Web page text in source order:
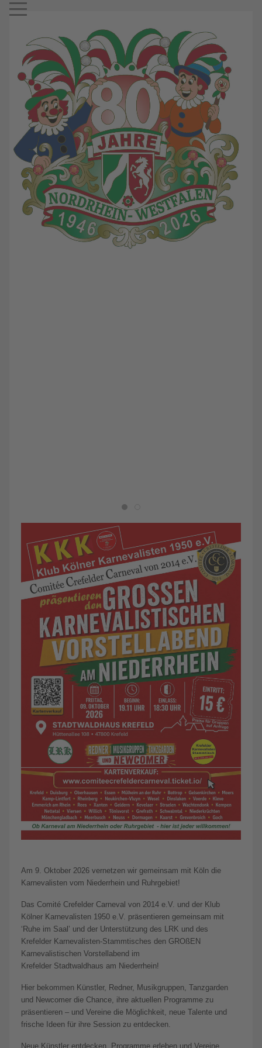
Mobile Menu Toggle
Am 9. Oktober 2026 vernetzen wir gemeinsam mit Köln die
Karnevalisten vom Niederrhein und Ruhrgebiet!
Das Comité Crefelder Carneval von 2014 e.V. und der Klub
Kölner Karnevalisten 1950 e.V. präsentieren gemeinsam mit
‘Ruhe im Saal’ und der Unterstützung des LRK und des
Krefelder Karnevalisten-Stammtisches den GROßEN
Karnevalistischen Vorstellabend im
Krefelder Stadtwaldhaus am Niederrhein!
Hier bekommen Künstler, Redner, Musikgruppen, Tanzgarden
und Newcomer die Chance, ihre aktuellen Programme zu
präsentieren – und Vereine die Möglichkeit, neue Talente und
frische Ideen für ihre Session zu entdecken.
Neue Künstler entdecken, Programme erleben und Vereine